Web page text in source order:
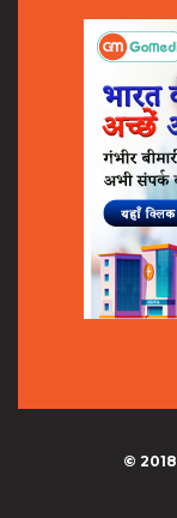
© 2018